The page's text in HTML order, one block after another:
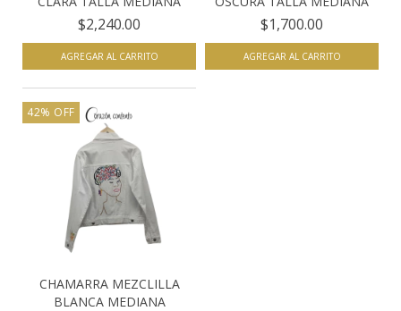
$2,240.00
AGREGAR AL CARRITO
$1,700.00
AGREGAR AL CARRITO
42% OFF
CHAMARRA MEZCLILLA
BLANCA MEDIANA